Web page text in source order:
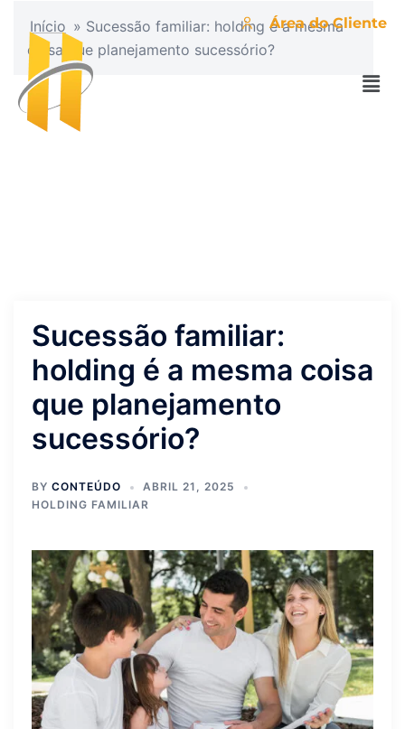
Área do Cliente
Início » Sucessão familiar: holding é a mesma
coisa que planejamento sucessório?
Sucessão familiar:
holding é a mesma coisa
que planejamento
sucessório?
BY CONTEÚDO
ABRIL 21, 2025
HOLDING FAMILIAR